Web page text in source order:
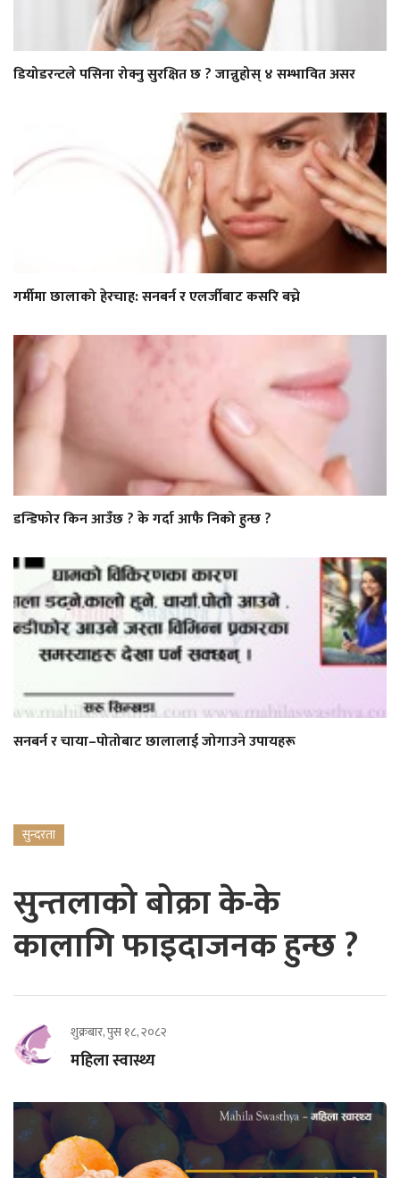
डियोडरन्टले पसिना रोक्नु सुरक्षित छ ? जान्नुहोस् ४ सम्भावित असर
गर्मीमा छालाको हेरचाह: सनबर्न र एलर्जीबाट कसरि बच्ने
डन्डिफोर किन आउँछ ? के गर्दा आफै निको हुन्छ ?
सनबर्न र चाया–पोतोबाट छालालाई जोगाउने उपायहरू
सुन्दरता
सुन्तलाको बोक्रा के-के
कालागि फाइदाजनक हुन्छ ?
शुक्रबार, पुस १८, २०८२
महिला स्वास्थ्य